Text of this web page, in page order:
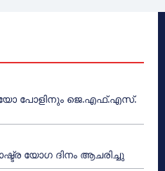
പോളിനും ജെ.എഫ്.എസ്.
യോഗ ദിനം ആചരിച്ചു